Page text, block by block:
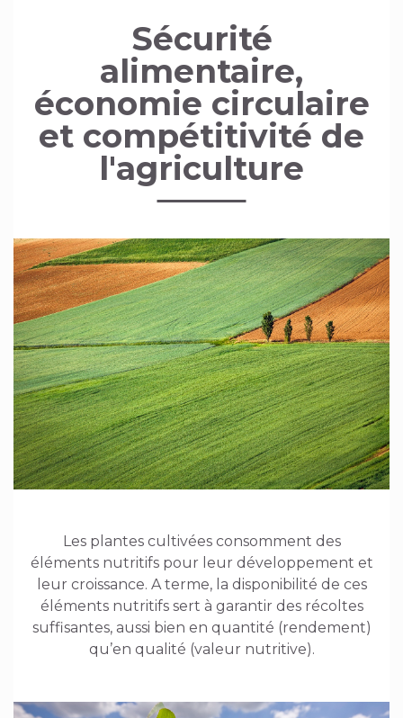
Sécurité
alimentaire,
économie circulaire
et compétitivité de
l'agriculture
Les plantes cultivées consomment des
éléments nutritifs pour leur développement et
leur croissance. A terme, la disponibilité de ces
éléments nutritifs sert à garantir des récoltes
suffisantes, aussi bien en quantité (rendement)
qu’en qualité (valeur nutritive).
Image
Image